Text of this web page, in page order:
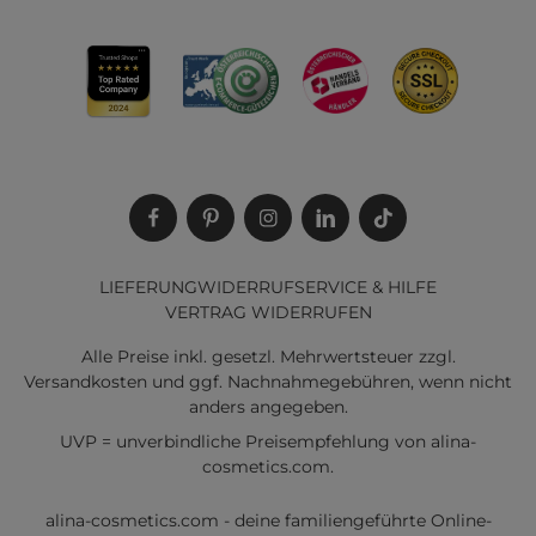
LIEFERUNGWIDERRUFSERVICE & HILFE
VERTRAG WIDERRUFEN
Alle Preise inkl. gesetzl. Mehrwertsteuer zzgl.
Versandkosten und ggf. Nachnahmegebühren, wenn nicht
anders angegeben.
UVP = unverbindliche Preisempfehlung von alina-
cosmetics.com.
alina-cosmetics.com - deine familiengeführte Online-